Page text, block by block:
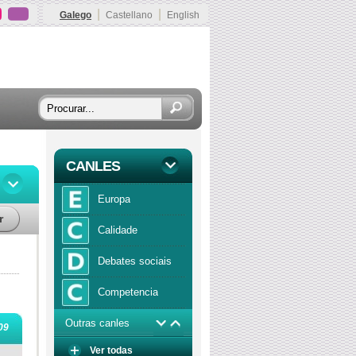
Galego Castellano English
CANLES
Europa
Calidade
Debates sociais
Competencia
Economía
Outras canles
Ver todas